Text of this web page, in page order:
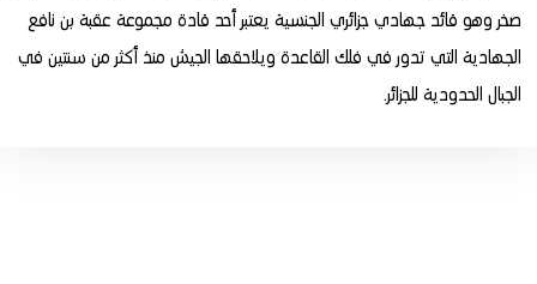
صخر وهو قائد جهادي جزائري الجنسية يعتبر أحد قادة مجموعة عقبة بن نافع
الجهادية التي تدور في فلك القاعدة ويلاحقها الجيش منذ أكثر من سنتين في
الجبال الحدودية للجزائر.